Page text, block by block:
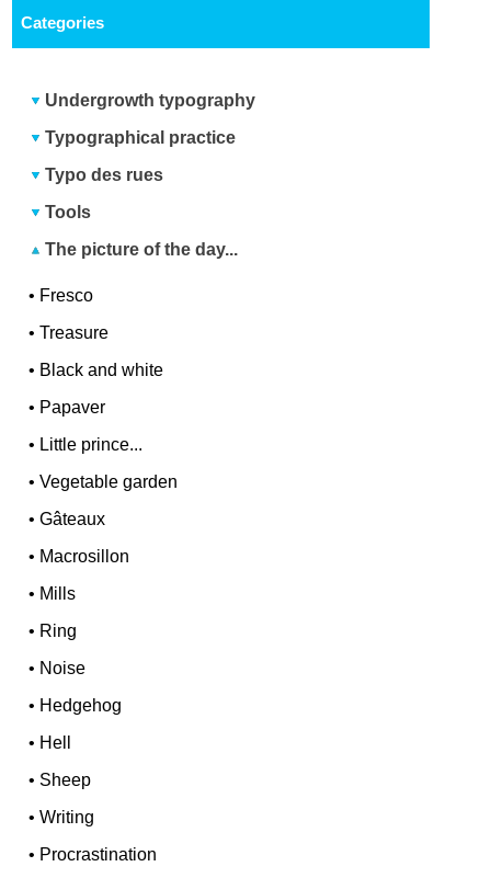
Categories
Undergrowth typography
Typographical practice
Typo des rues
Tools
The picture of the day...
• Fresco
•Treasure
• Black and white
• Papaver
• Little prince...
•Vegetable garden
•Gâteaux
• Macrosillon
• Mills
• Ring
• Noise
• Hedgehog
• Hell
• Sheep
•Writing
• Procrastination